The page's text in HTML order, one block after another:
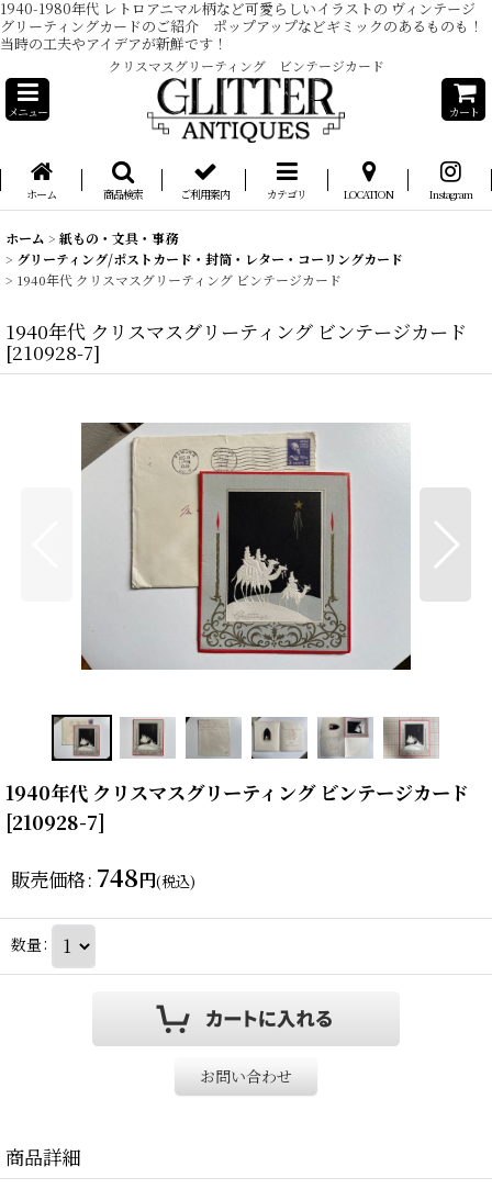
1940-1980年代 レトロアニマル柄など可愛らしいイラストの ヴィンテージ
グリーティングカードのご紹介 ポップアップなどギミックのあるものも！
当時の工夫やアイデアが新鮮です！
クリスマスグリーティング ビンテージカード
メニュー カート
ホーム 商品検索 ご利用案内 カテゴリ LOCATION Instagram
ホーム > 紙もの・文具・事務
> グリーティング/ポストカード・封筒・レター・コーリングカード
> 1940年代 クリスマスグリーティング ビンテージカード
1940年代 クリスマスグリーティング ビンテージカード
[210928-7]
1940年代 クリスマスグリーティング ビンテージカード
[210928-7]
販売価格: 748円(税込)
数量:
お問い合わせ
商品詳細